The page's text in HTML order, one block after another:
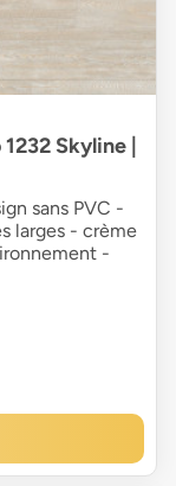
Skyline |
sans PVC -
larges - crème
-